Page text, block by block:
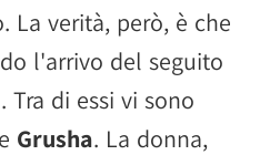
La verità, però, è che
l'arrivo del seguito
. Tra di essi vi sono
Grusha. La donna,